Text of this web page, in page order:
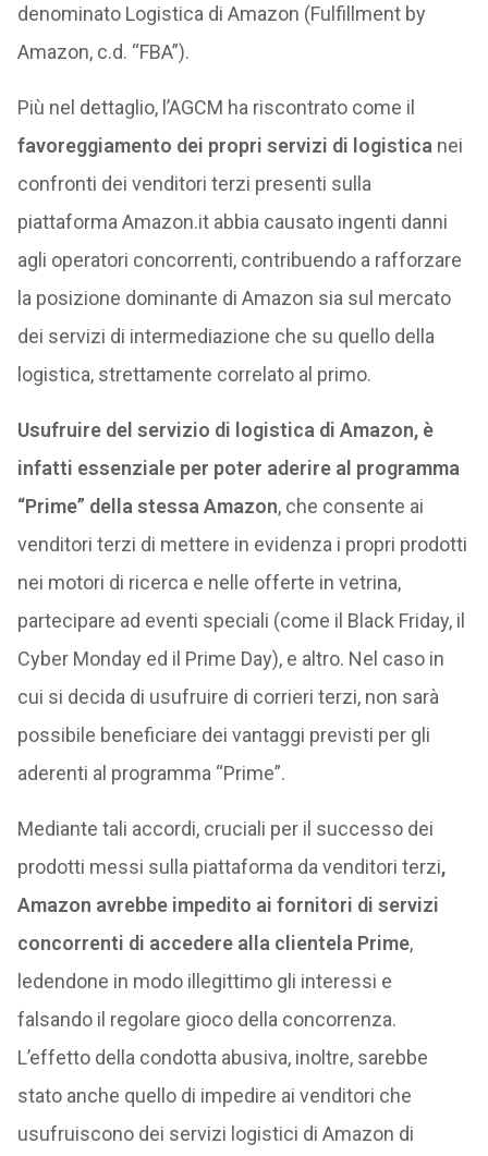
denominato Logistica di Amazon (Fulfillment by
Amazon, c.d. “FBA”).
Più nel dettaglio, l’AGCM ha riscontrato come il
favoreggiamento dei propri servizi di logistica nei
confronti dei venditori terzi presenti sulla
piattaforma Amazon.it abbia causato ingenti danni
agli operatori concorrenti, contribuendo a rafforzare
la posizione dominante di Amazon sia sul mercato
dei servizi di intermediazione che su quello della
logistica, strettamente correlato al primo.
Usufruire del servizio di logistica di Amazon, è
infatti essenziale per poter aderire al programma
“Prime” della stessa Amazon, che consente ai
venditori terzi di mettere in evidenza i propri prodotti
nei motori di ricerca e nelle offerte in vetrina,
partecipare ad eventi speciali (come il Black Friday, il
Cyber Monday ed il Prime Day), e altro. Nel caso in
cui si decida di usufruire di corrieri terzi, non sarà
possibile beneficiare dei vantaggi previsti per gli
aderenti al programma “Prime”.
Mediante tali accordi, cruciali per il successo dei
prodotti messi sulla piattaforma da venditori terzi,
Amazon avrebbe impedito ai fornitori di servizi
concorrenti di accedere alla clientela Prime,
ledendone in modo illegittimo gli interessi e
falsando il regolare gioco della concorrenza.
L’effetto della condotta abusiva, inoltre, sarebbe
stato anche quello di impedire ai venditori che
usufruiscono dei servizi logistici di Amazon di